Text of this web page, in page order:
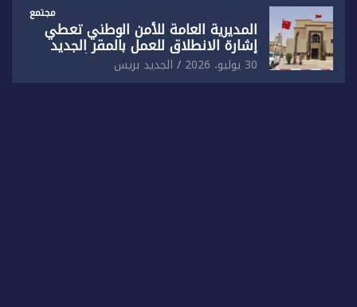
مجتمع
المديرية العامة للأمن الوطني تعطي
إشارة الانطلاق للعمل بالمقر الجديد
للدائرة الثالثة للشرطة بولاية أمن العيون
30 يوليو، 2026 الجديد بريس